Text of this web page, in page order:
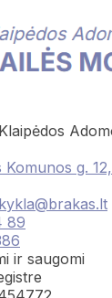
g.
89
ir saugomi